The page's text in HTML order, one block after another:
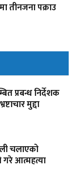
तीनजना पक्राउ
प्रबन्ध निर्देशक
मुद्दा
चलाएको
गरे आत्महत्या